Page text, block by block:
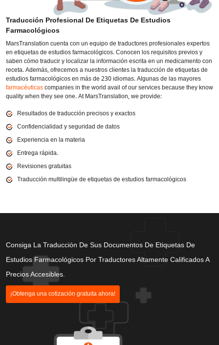
Traducción Profesional De Etiquetas De Estudios
Farmacológicos
MarsTranslation cuenta con un equipo de traductores profesionales expertos
en etiquetas de estudios farmacológicos. Conocen los requisitos previos y
saben cómo traducir y localizar la información escrita en un medicamento con
receta. Además, ofrecemos a nuestros clientes la traducción de etiquetas de
estudios farmacológicos en más de 230 idiomas. Algunas de las mayores
farmacéuticascompanies in the world avail of our services because they know
quality when they see one. At MarsTranslation, we provide:
Resultados de traducción precisos y exactos
Confidencialidad y seguridad de datos
Experiencia en la materia
Entrega rápida.
Revisiones gratuitas
Traducción multilingüe de etiquetas de estudios farmacológicos
Consiga La Traducción De Sus Documentos De Etiquetas De
Estudios Farmacológicos Por Traductores Altamente Calificados A
Precios Accesibles.
¡Obtenga una cotización gratuita ahora!